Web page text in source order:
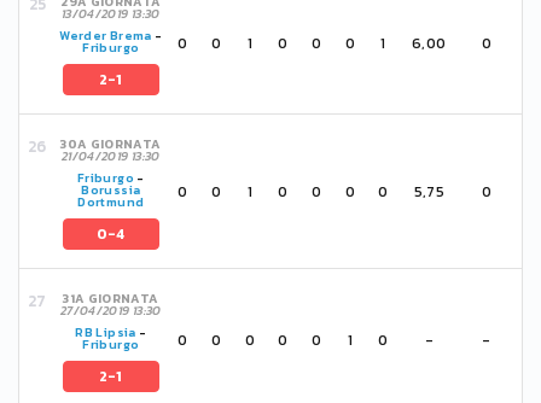
13/04/2019 13:30
Werder Brema -
Friburgo
2-1
0 0 1 0 0 0 1 6,00 0
30A GIORNATA
21/04/2019 13:30
Friburgo -
Borussia
Dortmund
0-4
0 0 1 0 0 0 0 5,75 0
31A GIORNATA
27/04/2019 13:30
RB Lipsia -
Friburgo
2-1
0 0 0 0 0 1 0 - -